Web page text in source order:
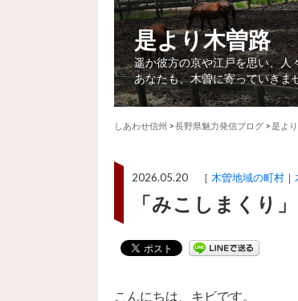
是より木曽路
遥か彼方の京や江戸を思い、人
あなたも、木曽に寄っていきま
しあわせ信州 >長野県魅力発信ブログ >是よ
2026.05.20 ［ 木曽地域の町村
「みこしまくり
こんにちは、キビです。